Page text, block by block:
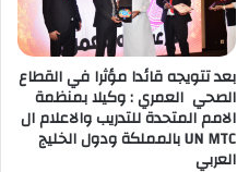
بعد تتويجه قائدا مؤثرا في القطاع
الصحي العمري : وكيلا بمنظمة
الامم المتحدة للتدريب والاعلام ال
UN MTC بالمملكة ودول الخليج
العربي